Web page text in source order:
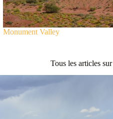
Monument Valley
Tous les articles